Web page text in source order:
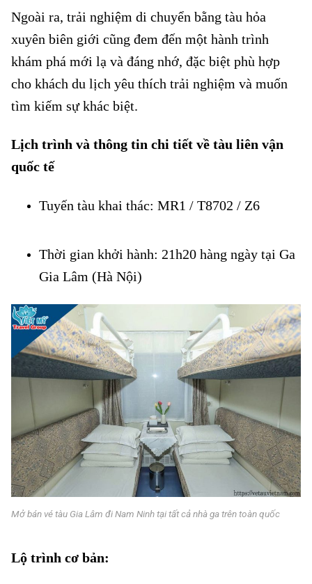
Ngoài ra, trải nghiệm di chuyển bằng tàu hỏa
xuyên biên giới cũng đem đến một hành trình
khám phá mới lạ và đáng nhớ, đặc biệt phù hợp
cho khách du lịch yêu thích trải nghiệm và muốn
tìm kiếm sự khác biệt.
Lịch trình và thông tin chi tiết về tàu liên vận
quốc tế
Tuyến tàu khai thác: MR1 / T8702 / Z6
Thời gian khởi hành: 21h20 hàng ngày tại Ga
Gia Lâm (Hà Nội)
Mở bán vé tàu Gia Lâm đi Nam Ninh tại tất cả nhà ga trên toàn quốc
Lộ trình cơ bản: